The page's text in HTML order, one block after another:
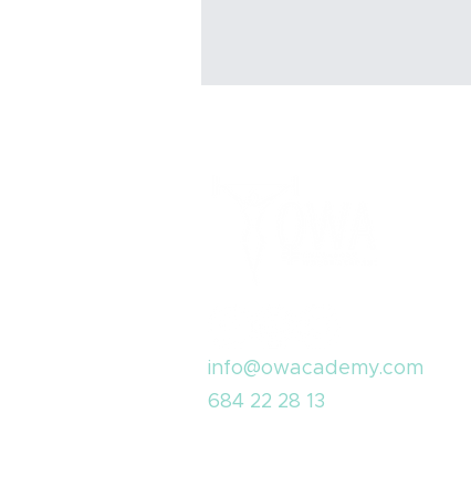
info@owacademy.com
684 22 28 13